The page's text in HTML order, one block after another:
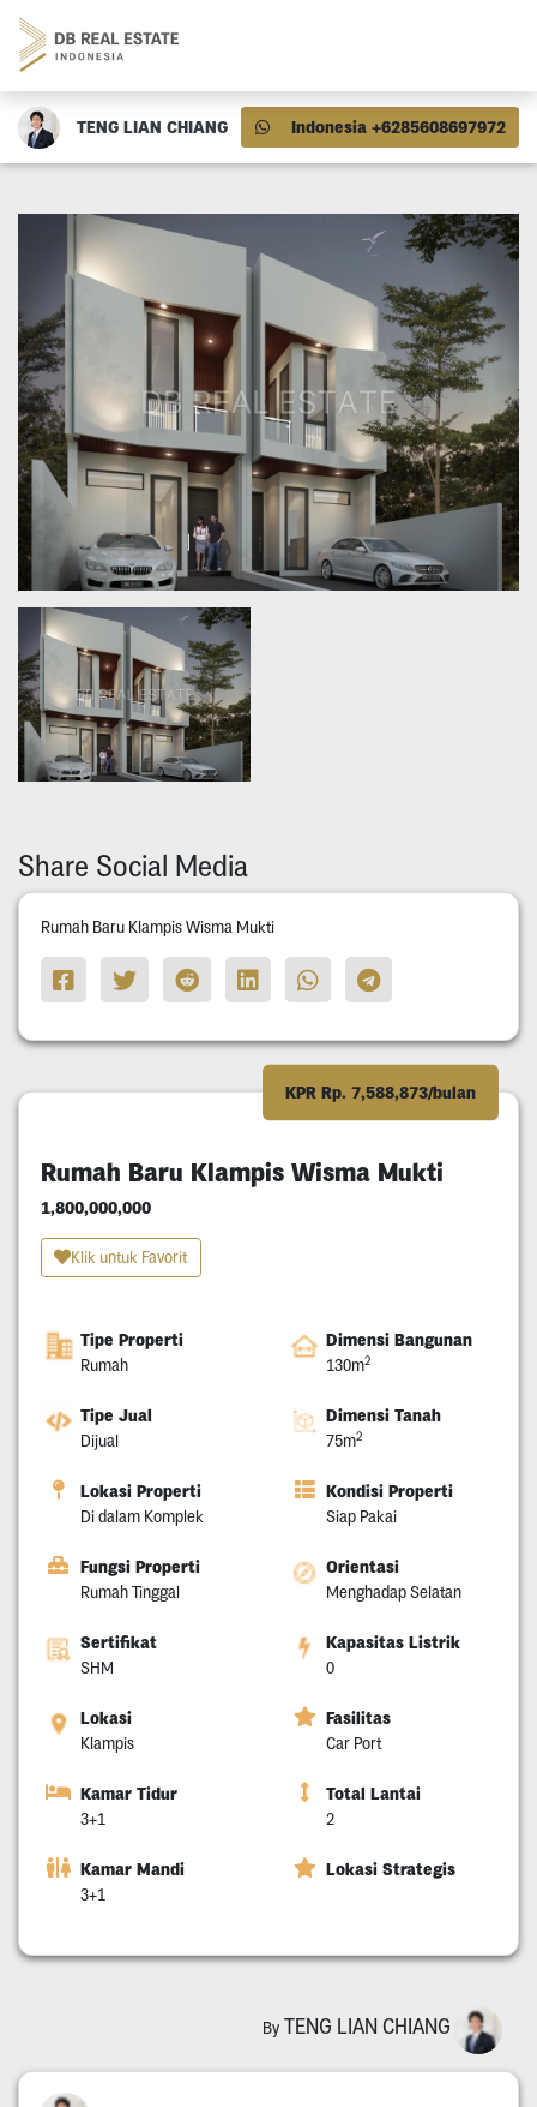
TENG LIAN CHIANG Indonesia +6285608697972
Share Social Media
Rumah Baru Klampis Wisma Mukti
KPR Rp. 7,588,873/bulan
Rumah Baru Klampis Wisma Mukti
1,800,000,000
Klik untuk Favorit
Tipe Properti
Rumah
Dimensi Bangunan
130m2
Tipe Jual
Dijual
Dimensi Tanah
75m2
Lokasi Properti
Di dalam Komplek
Kondisi Properti
Siap Pakai
Fungsi Properti
Rumah Tinggal
Orientasi
Menghadap Selatan
Sertifikat
SHM
Kapasitas Listrik
0
Lokasi
Klampis
Fasilitas
Car Port
Kamar Tidur
3+1
Total Lantai
2
Kamar Mandi
3+1
Lokasi Strategis
By TENG LIAN CHIANG